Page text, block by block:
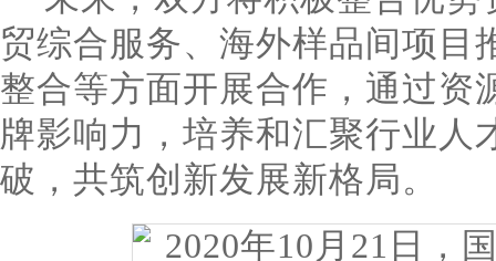
贸综合服务、海外样品间项目
整合等方面开展合作， 通过资
牌影响力，培养和汇聚行业人
破，共筑创新发展新格局。